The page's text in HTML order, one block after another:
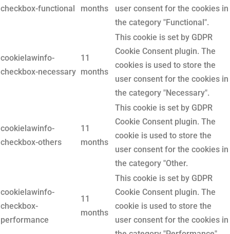
checkbox-functional
months
user consent for the cookies in
the category "Functional".
cookielawinfo-
checkbox-necessary
11
months
This cookie is set by GDPR
Cookie Consent plugin. The
cookies is used to store the
user consent for the cookies in
the category "Necessary".
cookielawinfo-
checkbox-others
11
months
This cookie is set by GDPR
Cookie Consent plugin. The
cookie is used to store the
user consent for the cookies in
the category "Other.
cookielawinfo-
checkbox-
performance
11
months
This cookie is set by GDPR
Cookie Consent plugin. The
cookie is used to store the
user consent for the cookies in